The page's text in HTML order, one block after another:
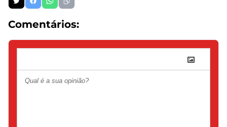
Comentários: